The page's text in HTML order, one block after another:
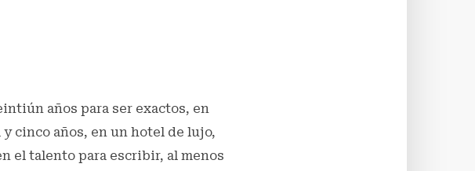
años para ser exactos, en
cinco años, en un hotel de lujo,
el talento para escribir, al menos